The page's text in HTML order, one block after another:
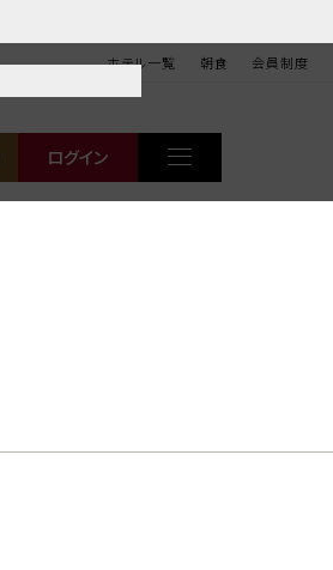
ホテル一覧 朝食 会員制度
ログイン